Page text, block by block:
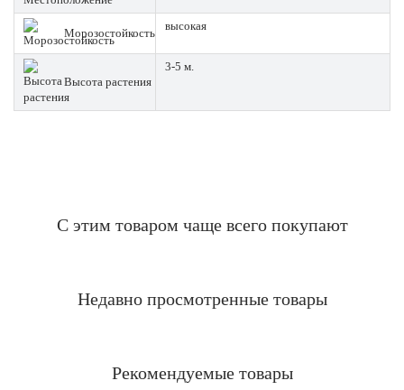
Морозостойкость
высокая
Высота растения
3-5 м.
С этим товаром чаще всего покупают
Недавно просмотренные товары
Рекомендуемые товары